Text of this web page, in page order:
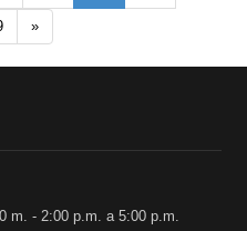
»
m. - 2:00 p.m. a 5:00 p.m.